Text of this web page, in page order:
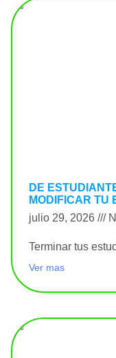
DE
MODIFICAR TU
julio 29, 2026
Terminar tus
Ver mas